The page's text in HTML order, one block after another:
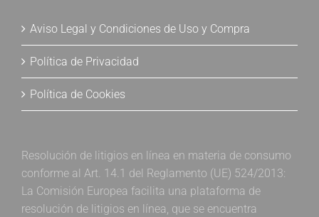
Aviso Legal y Condiciones de Uso y Compra
Política de Privacidad
Política de Cookies
Resolución de litigios en línea en materia de consumo
conforme al Art. 14.1 del Reglamento (UE) 524/2013:
La Comisión Europea facilita una plataforma de
resolución de litigios en línea, que se encuentra